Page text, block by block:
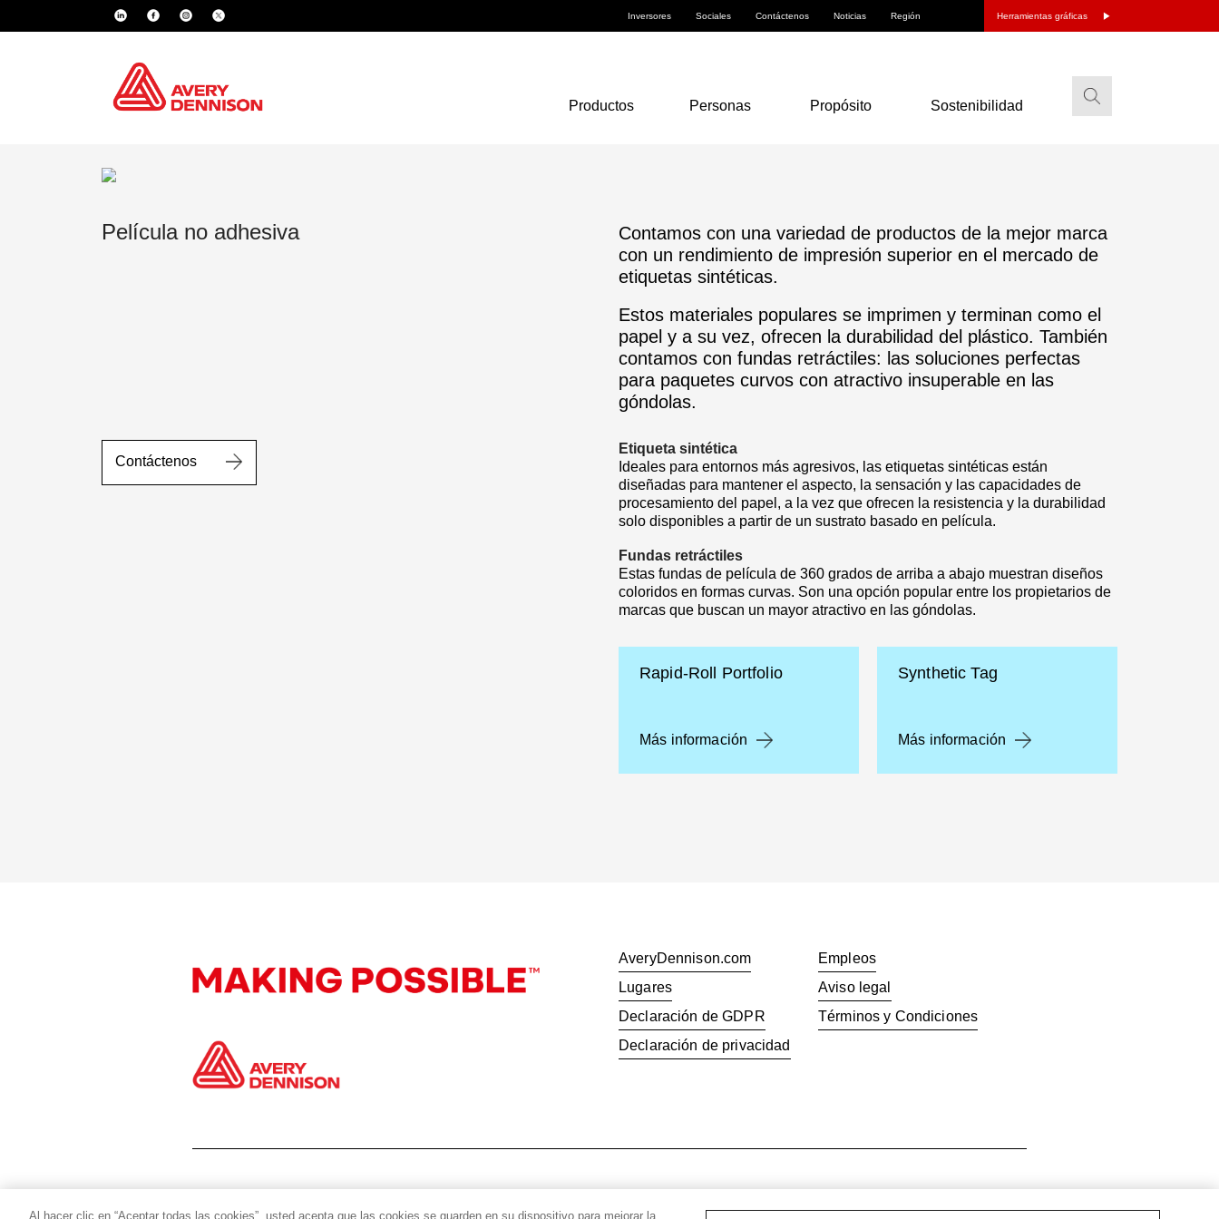
Inversores Sociales Contáctenos Noticias Región Herramientas gráficas
Productos Personas Propósito Sostenibilidad
Película no adhesiva
Contamos con una variedad de productos de la mejor marca
con un rendimiento de impresión superior en el mercado de
etiquetas sintéticas.
Estos materiales populares se imprimen y terminan como el
papel y a su vez, ofrecen la durabilidad del plástico. También
contamos con fundas retráctiles: las soluciones perfectas
para paquetes curvos con atractivo insuperable en las
góndolas.
Contáctenos
Etiqueta sintética
Ideales para entornos más agresivos, las etiquetas sintéticas están
diseñadas para mantener el aspecto, la sensación y las capacidades de
procesamiento del papel, a la vez que ofrecen la resistencia y la durabilidad
solo disponibles a partir de un sustrato basado en película.
Fundas retráctiles
Estas fundas de película de 360 grados de arriba a abajo muestran diseños
coloridos en formas curvas. Son una opción popular entre los propietarios de
marcas que buscan un mayor atractivo en las góndolas.
Rapid-Roll Portfolio
Más información
Synthetic Tag
Más información
AveryDennison.com
Empleos
Lugares
Aviso legal
Declaración de GDPR
Términos y Condiciones
Declaración de privacidad
Al hacer clic en “Aceptar todas las cookies”, usted acepta que las cookies se guarden en su dispositivo para mejorar la